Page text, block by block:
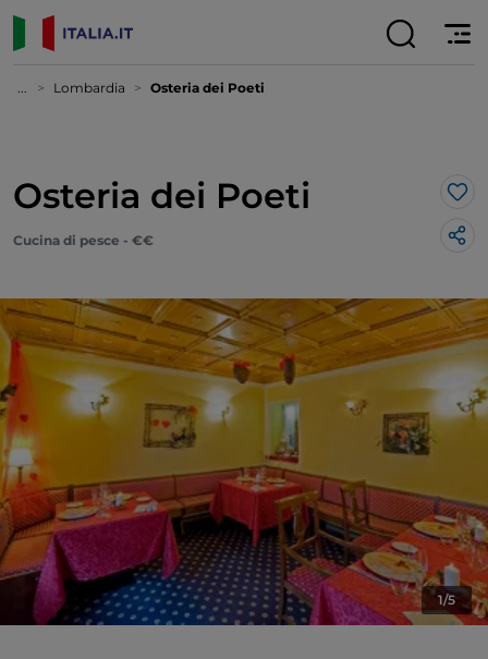
... Lombardia Osteria dei Poeti
Osteria dei Poeti
Cucina di pesce - €€
1/5